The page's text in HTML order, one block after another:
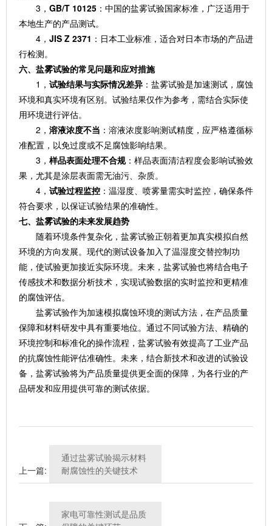
3， GB/T 10125 ：中国的盐雾试验国家标准，广泛适用于
本地生产的产品测试。
4， JIS Z 2371 ：日本工业标准，适合对日本市场的产品进
行检测。
六、盐雾试验的常见问题和应对措施
1， 试验结果与实际情况差异 ：盐雾试验是加速测试，腐蚀
环境和真实环境有区别。试验结果仅作为参考，需结合实际使
用环境进行评估。
2， 溶液浓度不当 ：溶液浓度影响测试精度，应严格遵循标
准配置，以免过度或不足腐蚀影响结果。
3， 样品表面处理不合规：样品表面清洁程度会影响试验效
果，尤其是涂层表面需无油污、杂质。
4， 试验过程监控 ：温湿度、喷雾量需实时监控，确保条件
符合要求，以保证试验结果的准确性。
七、盐雾试验的未来发展趋势
随着环境条件复杂化，盐雾试验正朝着更加真实模拟自然
环境的方向发展。现代的测试设备加入了温湿度交替控制功
能，使试验更加接近实际环境。未来，盐雾试验也将结合电子
传感技术和数据分析技术，实现试验数据的实时监控和更精准
的腐蚀评估。
盐雾试验作为加速模拟腐蚀环境的测试方法，在产品质量
保障和材料研发中具有重要地位。通过不同试验方法、精确的
环境控制和标准化的操作流程，盐雾试验有效提高了工业产品
的抗腐蚀性能评估准确性。未来，结合新技术和改进的试验设
备，盐雾试验将为产品质量提供更全面的保障，为各行业的产
品研发和应用提供可靠的测试依据。
上一篇:
通过盐雾试验揭示材料
耐腐蚀性的关键技术
家电可靠性测试是品质